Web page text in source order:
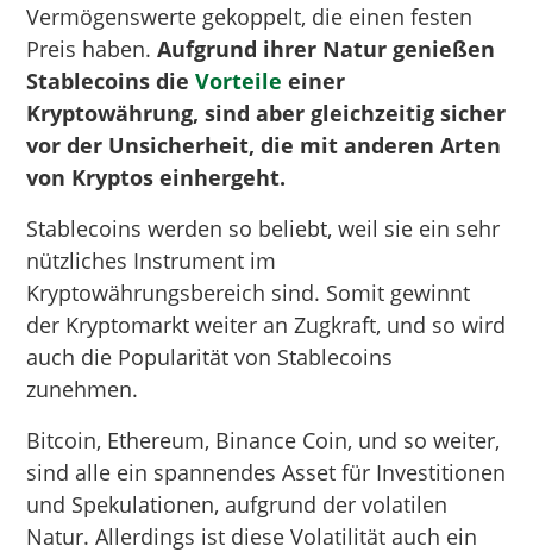
Vermögenswerte gekoppelt, die einen festen
Preis haben.Aufgrund ihrer Natur genießen
Stablecoins dieVorteile einer
Kryptowährung, sind aber gleichzeitig sicher
vor der Unsicherheit, die mit anderen Arten
von Kryptos einhergeht.
Stablecoins werden so beliebt, weil sie ein sehr
nützliches Instrument im
Kryptowährungsbereich sind. Somit gewinnt
der Kryptomarkt weiter an Zugkraft, und so wird
auch die Popularität von Stablecoins
zunehmen.
Bitcoin, Ethereum, Binance Coin, und so weiter,
sind alle ein spannendes Asset für Investitionen
und Spekulationen, aufgrund der volatilen
Natur. Allerdings ist diese Volatilität auch ein